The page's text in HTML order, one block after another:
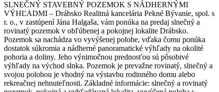
SLNEČNÝ STAVEBNÝ POZEMOK S NÁDHERNÝMI
VÝHĽADMI – Drábsko Realitná kancelária Pekné Bývanie, spol. s
r. o., v zastúpení Jána Halgaša, vám ponúka na predaj slnečný a
rovinatý pozemok v obľúbenej a pokojnej lokalite Drábsko.
Pozemok sa nachádza vo vyvýšenej polohe, vďaka čomu ponúka
dostatok súkromia a nádherné panoramatické výhľady na okolité
pohoria a doliny. Jeho výnimočnou prednosťou sú pôsobivé
výhľady na východ slnka. Pozemok je prevažne rovinatý, slnečný a
svojou polohou je vhodný na výstavbu rodinného domu alebo
rekreačnej nehnuteľnosti. Základné informácie: slnečný a rovinatý